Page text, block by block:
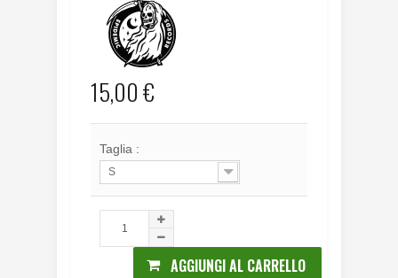
15,00 €
Taglia :
S
AGGIUNGI AL CARRELLO